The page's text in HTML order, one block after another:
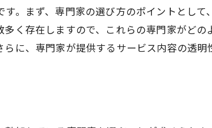
ト
項の設定
改善
。まず、専門家の選び方のポイントとして
く存在しますので、これらの専門家がどの
に、専門家が提供するサービス内容の透明